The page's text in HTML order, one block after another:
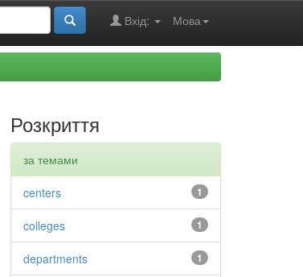
Мова
Вхід:
Розкриття
за темами
1
centers
1
colleges
1
departments